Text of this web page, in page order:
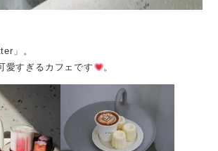
」。
愛すぎるカフェです 。